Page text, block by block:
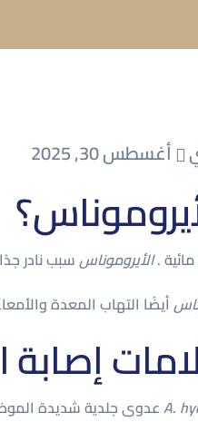
أغسطس 30, 2025
.الأيروموناسسبب نادر
أيضًا التهاب المعدة
إصابة
A.عدوى جلدية شديدة